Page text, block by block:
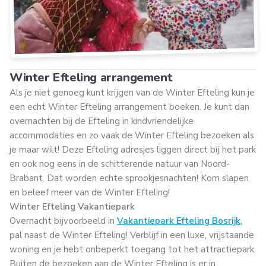
Winter Efteling arrangement
Als je niet genoeg kunt krijgen van de Winter Efteling kun je
een echt Winter Efteling arrangement boeken. Je kunt dan
overnachten bij de Efteling in kindvriendelijke
accommodaties en zo vaak de Winter Efteling bezoeken als
je maar wilt! Deze Efteling adresjes liggen direct bij het park
en ook nog eens in de schitterende natuur van Noord-
Brabant. Dat worden echte sprookjesnachten! Kom slapen
en beleef meer van de Winter Efteling!
Winter Efteling Vakantiepark
Overnacht bijvoorbeeld in Vakantiepark Efteling Bosrijk,
pal naast de Winter Efteling! Verblijf in een luxe, vrijstaande
woning en je hebt onbeperkt toegang tot het attractiepark.
Buiten de bezoeken aan de Winter Efteling is er in